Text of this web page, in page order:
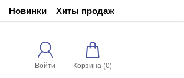
Новинки Хиты продаж
Войти Корзина (0)